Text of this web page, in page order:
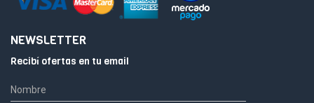
NEWSLETTER
Recibí ofertas en tu email